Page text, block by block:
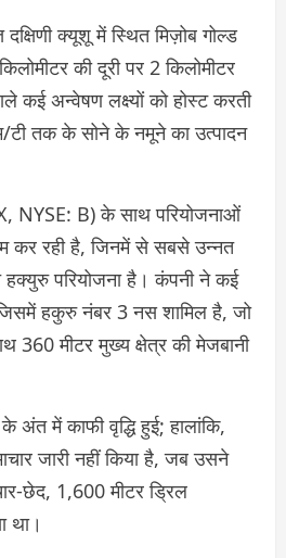
क्यूशू में स्थित मिज़ोब गोल्ड
की दूरी पर 2 किलोमीटर
कई अन्वेषण लक्ष्यों को होस्ट करती
टी तक के सोने के नमूने का उत्पादन
NYSE: B) के साथ परियोजनाओं
कर रही है, जिनमें से सबसे उन्नत
हक्युरु परियोजना है। कंपनी ने कई
हकुरु नंबर 3 नस शामिल है, जो
360 मीटर मुख्य क्षेत्र की मेजबानी
अंत में काफी वृद्धि हुई; हालांकि,
जारी नहीं किया है, जब उसने
छेद, 1,600 मीटर ड्रिल
था।